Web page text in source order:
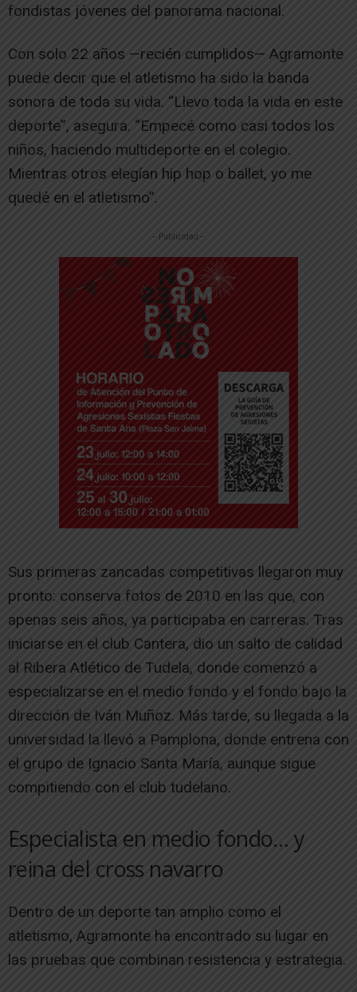
fondistas jóvenes del panorama nacional.
Con solo 22 años —recién cumplidos— Agramonte
puede decir que el atletismo ha sido la banda
sonora de toda su vida. “Llevo toda la vida en este
deporte”, asegura. “Empecé como casi todos los
niños, haciendo multideporte en el colegio.
Mientras otros elegían hip hop o ballet, yo me
quedé en el atletismo”.
-- Publicidad --
Sus primeras zancadas competitivas llegaron muy
pronto: conserva fotos de 2010 en las que, con
apenas seis años, ya participaba en carreras. Tras
iniciarse en el club Cantera, dio un salto de calidad
al Ribera Atlético de Tudela, donde comenzó a
especializarse en el medio fondo y el fondo bajo la
dirección de Iván Muñoz. Más tarde, su llegada a la
universidad la llevó a Pamplona, donde entrena con
el grupo de Ignacio Santa María, aunque sigue
compitiendo con el club tudelano.
Especialista en medio fondo… y
reina del cross navarro
Dentro de un deporte tan amplio como el
atletismo, Agramonte ha encontrado su lugar en
las pruebas que combinan resistencia y estrategia.